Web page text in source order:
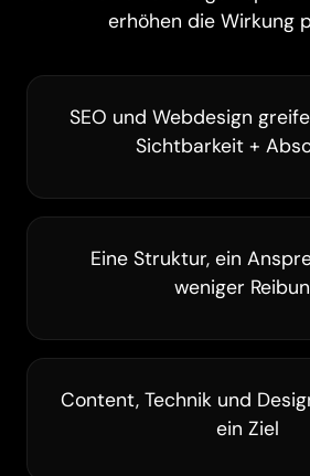
erhöhen die Wirkung
SEO und Webdesign
Sichtbarkeit +
Eine Struktur, ein
weniger
Content, Technik und
ein Ziel